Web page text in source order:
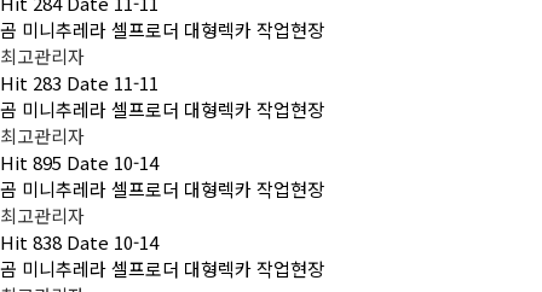
곰 미니추레라 셀프로더 대형렉카 작업현장
최고관리자
Hit 283 Date 11-11
곰 미니추레라 셀프로더 대형렉카 작업현장
최고관리자
Hit 895 Date 10-14
곰 미니추레라 셀프로더 대형렉카 작업현장
최고관리자
Hit 838 Date 10-14
곰 미니추레라 셀프로더 대형렉카 작업현장